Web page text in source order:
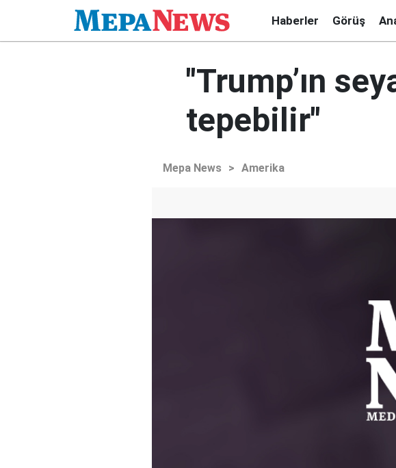
Haberler Görüş
"Trump’ın
tepebilir"
Mepa News > Amerika